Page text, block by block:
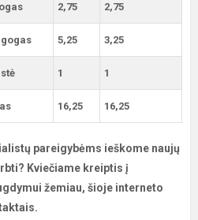
2,75 2,75
5,25 3,25
1 1
16,25 16,25
pareigybėms ieškome naujų
Kviečiame kreiptis į
žemiau, šioje interneto